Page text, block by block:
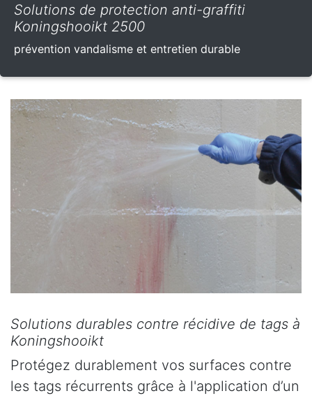
Solutions de protection anti-graffiti
Koningshooikt 2500
prévention vandalisme et entretien durable
Solutions durables contre récidive de tags à
Koningshooikt
Protégez durablement vos surfaces contre
les tags récurrents grâce à l'application d’un